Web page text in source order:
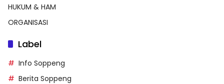
HUKUM & HAM
ORGANISASI
Label
Info Soppeng
Berita Soppeng